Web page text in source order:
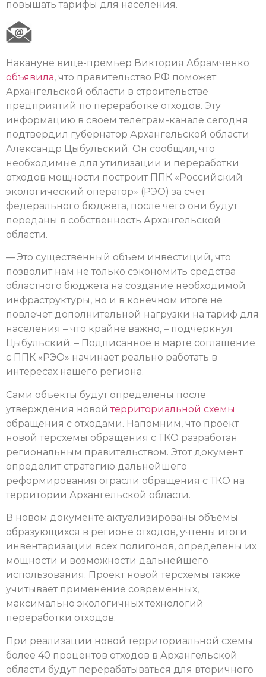
повышать тарифы для населения.
Накануне вице-премьер Виктория Абрамченко
объявила, что правительство РФ поможет
Архангельской области в строительстве
предприятий по переработке отходов. Эту
информацию в своем телеграм-канале сегодня
подтвердил губернатор Архангельской области
Александр Цыбульский. Он сообщил, что
необходимые для утилизации и переработки
отходов мощности построит ППК «Российский
экологический оператор» (РЭО) за счет
федерального бюджета, после чего они будут
переданы в собственность Архангельской
области.
— Это существенный объем инвестиций, что
позволит нам не только сэкономить средства
областного бюджета на создание необходимой
инфраструктуры, но и в конечном итоге не
повлечет дополнительной нагрузки на тариф для
населения – что крайне важно, – подчеркнул
Цыбульский. – Подписанное в марте соглашение
с ППК «РЭО» начинает реально работать в
интересах нашего региона.
Сами объекты будут определены после
утверждения новойтерриториальной схемы
обращения с отходами. Напомним, что проект
новой терсхемы обращения с ТКО разработан
региональным правительством. Этот документ
определит стратегию дальнейшего
реформирования отрасли обращения с ТКО на
территории Архангельской области.
В новом документе актуализированы объемы
образующихся в регионе отходов, учтены итоги
инвентаризации всех полигонов, определены их
мощности и возможности дальнейшего
использования. Проект новой терсхемы также
учитывает применение современных,
максимально экологичных технологий
переработки отходов.
При реализации новой территориальной схемы
более 40 процентов отходов в Архангельской
области будут перерабатываться для вторичного